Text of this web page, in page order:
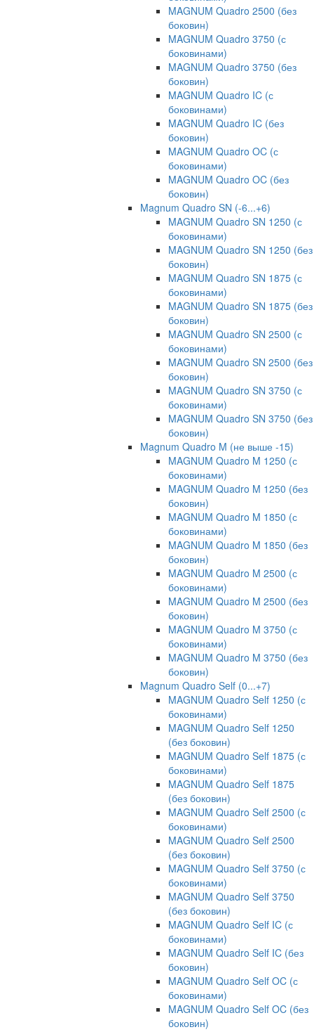
MAGNUM Quadro 2500 (без
боковин)
MAGNUM Quadro 3750 (с
боковинами)
MAGNUM Quadro 3750 (без
боковин)
MAGNUM Quadro IC (с
боковинами)
MAGNUM Quadro IC (без
боковин)
MAGNUM Quadro OC (с
боковинами)
MAGNUM Quadro OC (без
боковин)
Magnum Quadro SN (-6...+6)
MAGNUM Quadro SN 1250 (с
боковинами)
MAGNUM Quadro SN 1250 (без
боковин)
MAGNUM Quadro SN 1875 (с
боковинами)
MAGNUM Quadro SN 1875 (без
боковин)
MAGNUM Quadro SN 2500 (с
боковинами)
MAGNUM Quadro SN 2500 (без
боковин)
MAGNUM Quadro SN 3750 (с
боковинами)
MAGNUM Quadro SN 3750 (без
боковин)
Magnum Quadro M (не выше -15)
MAGNUM Quadro M 1250 (с
боковинами)
MAGNUM Quadro M 1250 (без
боковин)
MAGNUM Quadro M 1850 (с
боковинами)
MAGNUM Quadro M 1850 (без
боковин)
MAGNUM Quadro M 2500 (с
боковинами)
MAGNUM Quadro M 2500 (без
боковин)
MAGNUM Quadro M 3750 (с
боковинами)
MAGNUM Quadro M 3750 (без
боковин)
Magnum Quadro Self (0...+7)
MAGNUM Quadro Self 1250 (с
боковинами)
MAGNUM Quadro Self 1250
(без боковин)
MAGNUM Quadro Self 1875 (с
боковинами)
MAGNUM Quadro Self 1875
(без боковин)
MAGNUM Quadro Self 2500 (с
боковинами)
MAGNUM Quadro Self 2500
(без боковин)
MAGNUM Quadro Self 3750 (с
боковинами)
MAGNUM Quadro Self 3750
(без боковин)
MAGNUM Quadro Self IC (с
боковинами)
MAGNUM Quadro Self IC (без
боковин)
MAGNUM Quadro Self OC (с
боковинами)
MAGNUM Quadro Self OC (без
боковин)